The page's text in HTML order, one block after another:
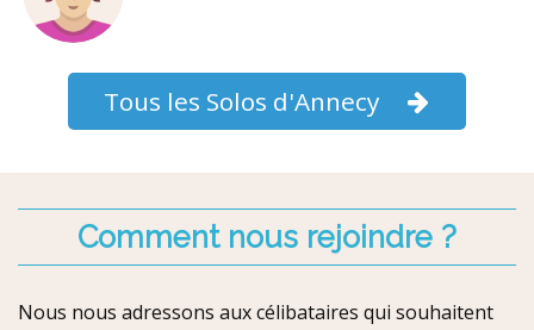
Tous les Solos d'Annecy
Comment nous rejoindre ?
Nous nous adressons aux célibataires qui souhaitent